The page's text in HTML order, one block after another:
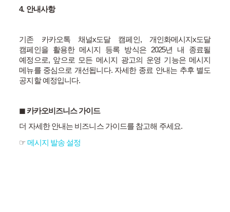
4. 안내사항
기존 카카오톡 채널x도달 캠페인, 개인화메시지x도달
캠페인을 활용한 메시지 등록 방식은2025년 내 종료될
예정으로, 앞으로 모든 메시지 광고의 운영 기능은 메시지
메뉴를 중심으로 개선됩니다. 자세한 종료 안내는 추후 별도
공지할 예정입니다.
◼︎ 카카오비즈니스 가이드
더 자세한 안내는 비즈니스 가이드를 참고해 주세요.
☞ 메시지 발송 설정